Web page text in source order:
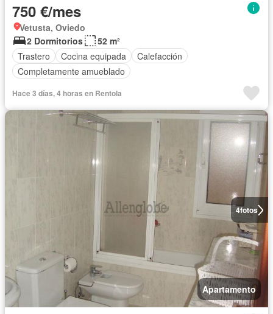
750 €/mes
Vetusta, Oviedo
2 Dormitorios
52 m²
Trastero
Cocina equipada
Calefacción
Completamente amueblado
Hace 3 días, 4 horas en Rentola
4fotos
Apartamento